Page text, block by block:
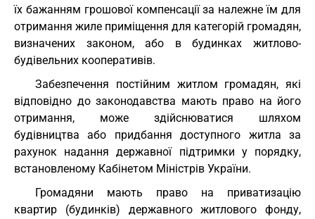
їх бажанням грошової компенсації за належне їм для
отримання жиле приміщення для категорій громадян,
визначених законом, або в будинках житлово-
будівельних кооперативів.
Забезпечення постійним житлом громадян, які
відповідно до законодавства мають право на його
отримання, може здійснюватися шляхом
будівництва або придбання доступного житла за
рахунок надання державної підтримки у порядку,
встановленому Кабінетом Міністрів України.
Громадяни мають право на приватизацію
квартир (будинків) державного житлового фонду,